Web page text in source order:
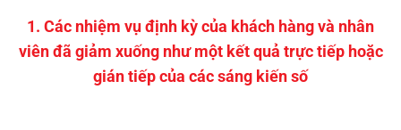
1. Các nhiệm vụ định kỳ của khách hàng và nhân
viên đã giảm xuống như một kết quả trực tiếp hoặc
gián tiếp của các sáng kiến số